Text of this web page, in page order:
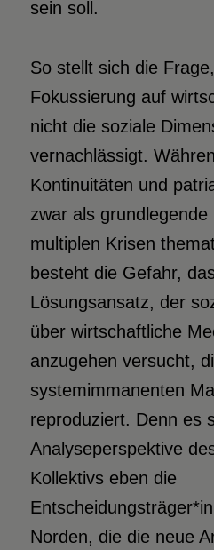
sein soll.
So stellt sich die
Fokussierung auf
nicht die soziale
vernachlässigt.
Kontinuitäten und
zwar als
multiplen Krisen
besteht die Gefahr,
Lösungsansatz, der
über wirtschaftliche
anzugehen versucht,
systemimmanenten
reproduziert. Denn es
Analyseperspektive
Kollektivs eben die
Norden, die die neue